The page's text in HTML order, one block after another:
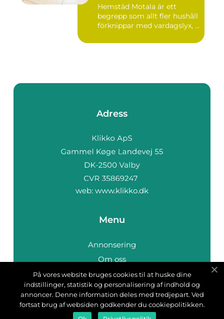
Hemstäd Motala är ett
begrepp som allt fler hushåll
förknippar med vardagslyx, ...
Adress
web: www.klikko.dk
Menu
Annonsering
Om oss
Cookies
Kontakta oss
Sitemap
På vores website bruges cookies til at huske dine
indstillinger, statistik og personalisering af indhold og
annoncer. Denne information deles med tredjepart. Ved
fortsat brug af websiden godkender du cookiepolitikken.